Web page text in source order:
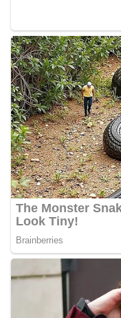
menjelang
Petugas
bendera
wujud nyata
warga agar
bendera
masing
perjuangan
berdialog
agar warga
akan
keadaan
dikibarkan
bendera,
warning)